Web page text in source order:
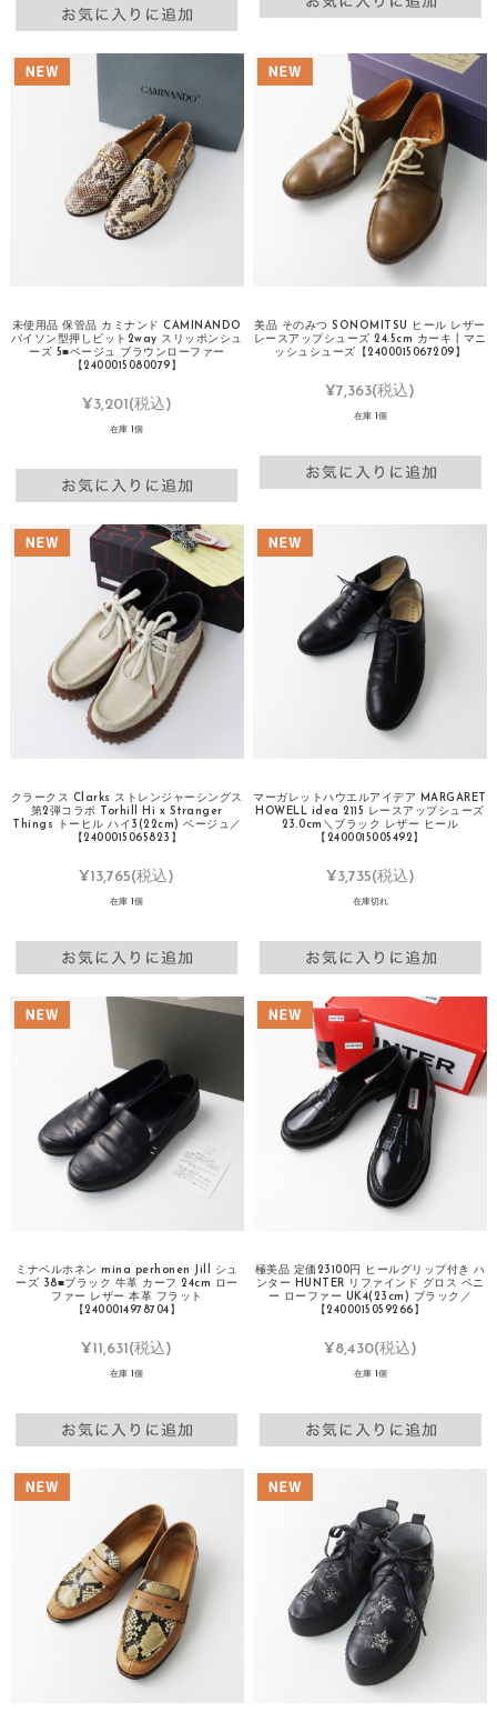
未使用品 保管品 カミナンド CAMINANDO
パイソン型押しビット2way スリッポンシュ
ーズ 5■ベージュ ブラウンローファー
【2400015080079】
¥3,201(税込)
在庫 1個
美品 そのみつ SONOMITSU ヒール レザー
レースアップシューズ 24.5cm カーキ┃マニ
ッシュシューズ【2400015067209】
¥7,363(税込)
在庫 1個
クラークス Clarks ストレンジャーシングス
第2弾コラボ Torhill Hi x Stranger
Things トーヒル ハイ3(22cm) ベージュ／
【2400015065823】
¥13,765(税込)
在庫 1個
マーガレットハウエルアイデア MARGARET
HOWELL idea 2115 レースアップシューズ
23.0cm＼ブラック レザー ヒール
【2400015005492】
¥3,735(税込)
在庫切れ
ミナペルホネン mina perhonen Jill シュ
ーズ 38■ブラック 牛革 カーフ 24cm ロー
ファー レザー 本革 フラット
【2400014978704】
¥11,631 (税込)
在庫 1個
極美品 定価23100円 ヒールグリップ付き ハ
ンター HUNTER リファインド グロス ペニ
ー ローファー UK4(23cm) ブラック／
【2400015059266】
¥8,430(税込)
在庫 1個